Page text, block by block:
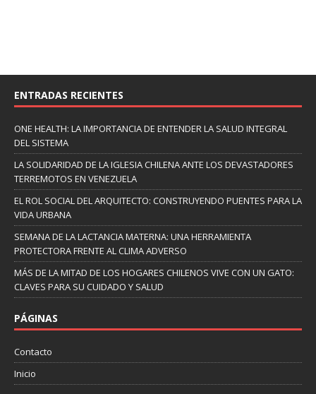
ENTRADAS RECIENTES
ONE HEALTH: LA IMPORTANCIA DE ENTENDER LA SALUD INTEGRAL
DEL SISTEMA
LA SOLIDARIDAD DE LA IGLESIA CHILENA ANTE LOS DEVASTADORES
TERREMOTOS EN VENEZUELA
EL ROL SOCIAL DEL ARQUITECTO: CONSTRUYENDO PUENTES PARA LA
VIDA URBANA
SEMANA DE LA LACTANCIA MATERNA: UNA HERRAMIENTA
PROTECTORA FRENTE AL CLIMA ADVERSO
MÁS DE LA MITAD DE LOS HOGARES CHILENOS VIVE CON UN GATO:
CLAVES PARA SU CUIDADO Y SALUD
PÁGINAS
Contacto
Inicio